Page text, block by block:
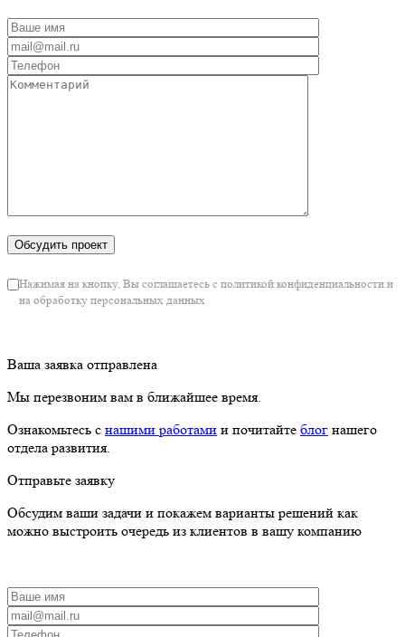
Нажимая на кнопку, Вы соглашаетесь с политикой конфиденциальности и
на обработку персональных данных
Ваша заявка отправлена
Мы перезвоним вам в ближайшее время.
Ознакомьтесь с нашими работами и почитайте блог нашего
отдела развития.
Отправьте заявку
Обсудим ваши задачи и покажем варианты решений как
можно выстроить очередь из клиентов в вашу компанию